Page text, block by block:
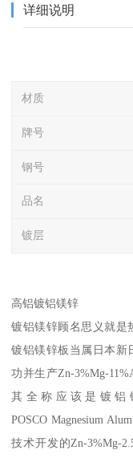
详细说明
材质
牌号
钢号
品名
镀层
高铝镀铝镁锌
镀铝镁锌顾名思义就是
镀铝镁锌板当属日本新
功并生产Zn-3%Mg-
其全称应该是镀铝
POSCO Magnesium
技术开发的Zn-3%Mg-